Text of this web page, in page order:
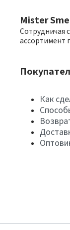
Mister
Сотрудничая
ассортимент
Как